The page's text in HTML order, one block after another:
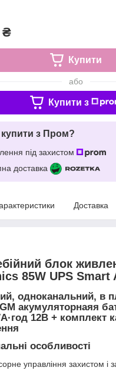
₴
Купити
або
Купити з
з Пром?
під захистом
доставка
Доставка
блок
85W UPS Smart
одноканальний, в
акумуляторнаяя
12В + комплект
особливості
управління захистом і